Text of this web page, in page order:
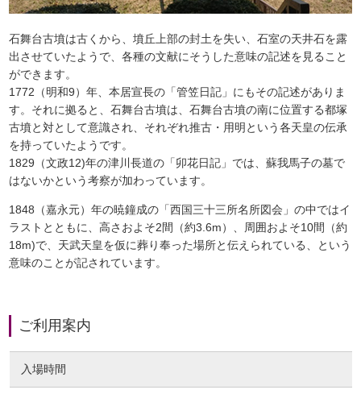
石舞台古墳は古くから、墳丘上部の封土を失い、石室の天井石を露
出させていたようで、各種の文献にそうした意味の記述を見ること
ができます。
1772（明和9）年、本居宣長の「管笠日記」にもその記述がありま
す。それに拠ると、石舞台古墳は、石舞台古墳の南に位置する都塚
古墳と対として意識され、それぞれ推古・用明という各天皇の伝承
を持っていたようです。
1829（文政12)年の津川長道の「卯花日記」では、蘇我馬子の墓で
はないかという考察が加わっています。
1848（嘉永元）年の暁鐘成の「西国三十三所名所図会」の中ではイ
ラストとともに、高さおよそ2間（約3.6m）、周囲およそ10間（約
18m)で、天武天皇を仮に葬り奉った場所と伝えられている、という
意味のことが記されています。
ご利用案内
入場時間